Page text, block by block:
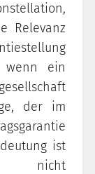
Relevanz
wenn ein
der im
ist
nicht